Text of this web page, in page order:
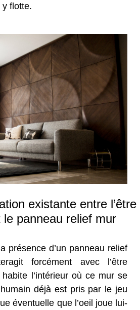
y flotte.
existante entre l’être
le panneau relief mur
présence d’un panneau relief
forcément avec l’être
l’intérieur où ce mur se
déjà est pris par le jeu
éventuelle que l’oeil joue lui-